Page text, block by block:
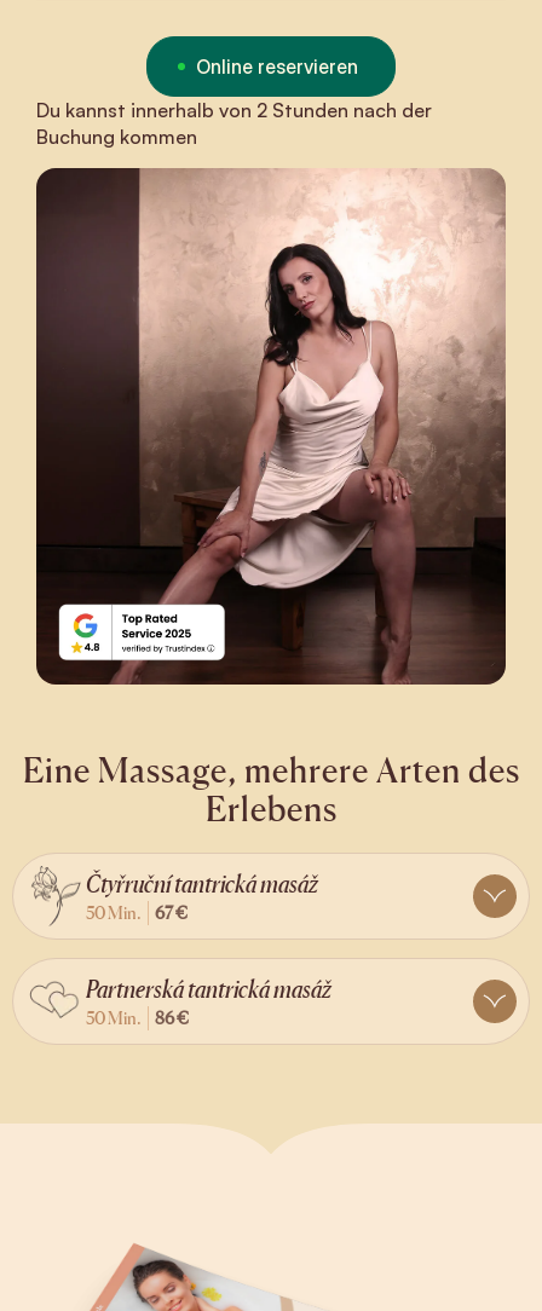
Online reservieren
Du kannst innerhalb von 2 Stunden nach der
Buchung kommen
Eine Massage, mehrere Arten des
Erlebens
Čtyřruční tantrická masáž
50 Min. 67 €
Partnerská tantrická masáž
50 Min. 86 €